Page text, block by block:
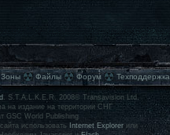
Файлы Форум Техподдержка
. S.T.A.L.K.E.R. 2008© Transavision Ltd.
на издание на территории СНГ
GSC World Publishing
использовать
Internet Explorer или